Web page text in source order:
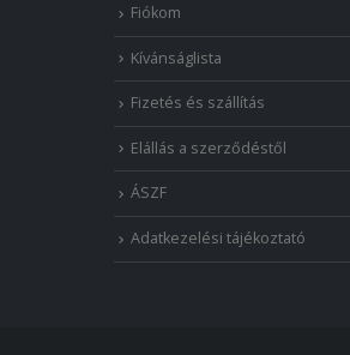
Fiókom
Kívánságlista
Fizetés és szállítás
Elállás a szerződéstől
ÁSZF
Adatkezelési tájékoztató